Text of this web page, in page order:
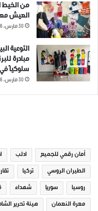
من الخيط
العيش
30 مارس، 2026
التوعية
مبادرة
سلوكياً
30 مارس، 2026
أمان رقمي للجميع ادلب
الطيران الروسي تركيا
روسيا سوريا شهداء
معرة النعمان هيئة تحرير